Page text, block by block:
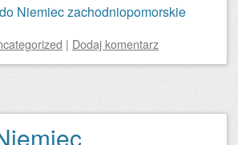
Niemiec zachodniopomorskie
| Dodaj komentarz